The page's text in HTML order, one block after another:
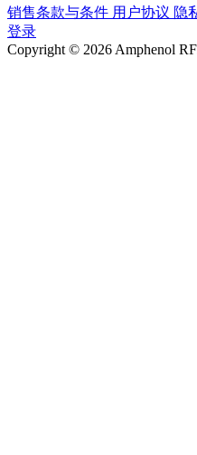
销售条款与条件 用户协议 隐
登录
Copyright © 2026 Amphenol